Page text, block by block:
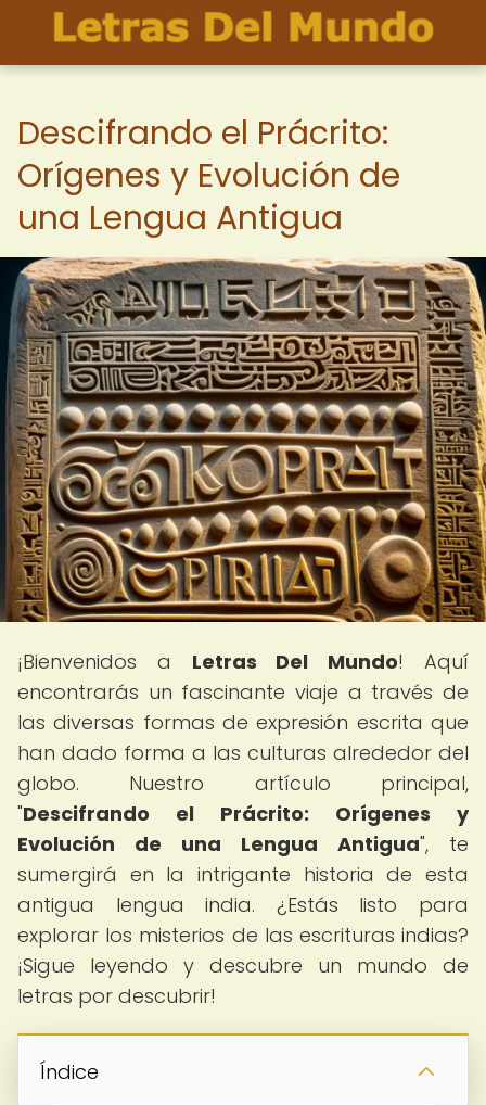
Descifrando el Prácrito:
Orígenes y Evolución de
una Lengua Antigua
¡Bienvenidos a Letras Del Mundo! Aquí
encontrarás un fascinante viaje a través de
las diversas formas de expresión escrita que
han dado forma a las culturas alrededor del
globo. Nuestro artículo principal,
"Descifrando el Prácrito: Orígenes y
Evolución de una Lengua Antigua", te
sumergirá en la intrigante historia de esta
antigua lengua india. ¿Estás listo para
explorar los misterios de las escrituras indias?
¡Sigue leyendo y descubre un mundo de
letras por descubrir!
Índice